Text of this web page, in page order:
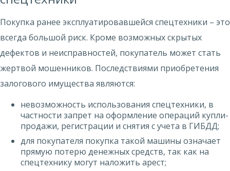
Покупка ранее эксплуатировавшейся спецтехники – это
всегда большой риск. Кроме возможных скрытых
дефектов и неисправностей, покупатель может стать
жертвой мошенников. Последствиями приобретения
залогового имущества являются:
невозможность использования спецтехники, в
частности запрет на оформление операций купли-
продажи, регистрации и снятия с учета в ГИБДД;
для покупателя покупка такой машины означает
прямую потерю денежных средств, так как на
спецтехнику могут наложить арест;